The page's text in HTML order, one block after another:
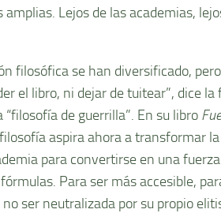
Lejos de las academias,
filosófica se han diversificado,
el libro, ni dejar de tuitear”, dice
de guerrilla”. En su libro
aspira ahora a transformar
para convertirse en una
Para ser más accesible,
ser neutralizada por su propio